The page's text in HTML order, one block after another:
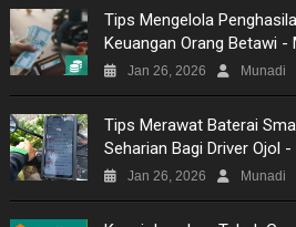
Tips Mengelola
Keuangan Orang Betawi -
Jan 26, 2026 Munadi
Tips Merawat Baterai
Seharian Bagi Driver Ojol -
Jan 26, 2026 Munadi